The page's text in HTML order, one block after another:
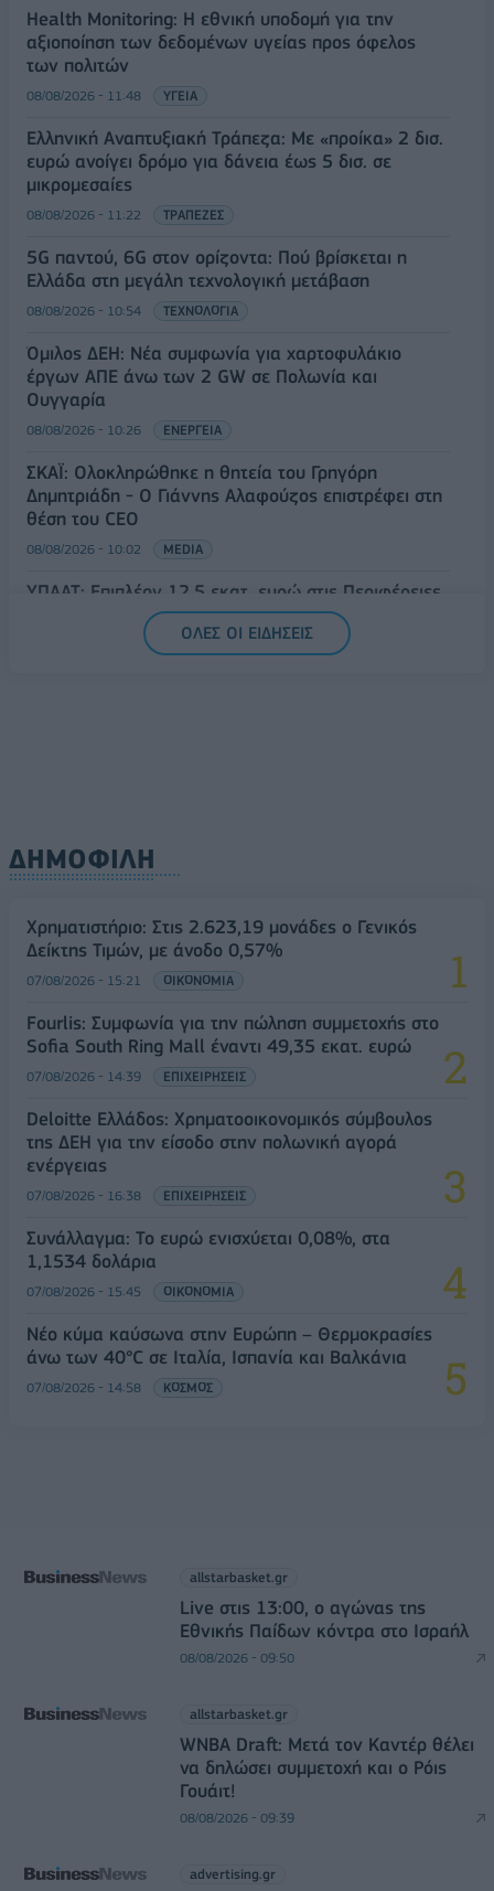
Health Monitoring: Η εθνική υποδομή για την
αξιοποίηση των δεδομένων υγείας προς όφελος
των πολιτών
08/08/2026 - 11:48 ΥΓΕΙΑ
Ελληνική Αναπτυξιακή Τράπεζα: Με «προίκα» 2 δισ.
ευρώ ανοίγει δρόμο για δάνεια έως 5 δισ. σε
μικρομεσαίες
08/08/2026 - 11:22 ΤΡΑΠΕΖΕΣ
5G παντού, 6G στον ορίζοντα: Πού βρίσκεται η
Ελλάδα στη μεγάλη τεχνολογική μετάβαση
08/08/2026 - 10:54 ΤΕΧΝΟΛΟΓΙΑ
Όμιλος ΔΕΗ: Νέα συμφωνία για χαρτοφυλάκιο
έργων ΑΠΕ άνω των 2 GW σε Πολωνία και
Ουγγαρία
08/08/2026 - 10:26 ΕΝΕΡΓΕΙΑ
ΣΚΑΪ: Ολοκληρώθηκε η θητεία του Γρηγόρη
Δημητριάδη - Ο Γιάννης Αλαφούζος επιστρέφει στη
θέση του CEO
08/08/2026 - 10:02 MEDIA
ΥΠΑΑΤ: Επιπλέον 12,5 εκατ. ευρώ στις Περιφέρειες
για την ενίσχυση της βιοασφάλειας
ΟΛΕΣ ΟΙ ΕΙΔΗΣΕΙΣ
ΔΗΜΟΦΙΛΗ
Χρηματιστήριο: Στις 2.623,19 μονάδες ο Γενικός
Δείκτης Τιμών, με άνοδο 0,57%
07/08/2026 - 15:21 ΟΙΚΟΝΟΜΙΑ
Fourlis: Συμφωνία για την πώληση συμμετοχής στο
Sofia South Ring Mall έναντι 49,35 εκατ. ευρώ
07/08/2026 - 14:39 ΕΠΙΧΕΙΡΗΣΕΙΣ
Deloitte Ελλάδος: Χρηματοοικονομικός σύμβουλος
της ΔΕΗ για την είσοδο στην πολωνική αγορά
ενέργειας
07/08/2026 - 16:38 ΕΠΙΧΕΙΡΗΣΕΙΣ
Συνάλλαγμα: Το ευρώ ενισχύεται 0,08%, στα
1,1534 δολάρια
07/08/2026 - 15:45 ΟΙΚΟΝΟΜΙΑ
Νέο κύμα καύσωνα στην Ευρώπη – Θερμοκρασίες
άνω των 40°C σε Ιταλία, Ισπανία και Βαλκάνια
07/08/2026 - 14:58 ΚΟΣΜΟΣ
allstarbasket.gr
Live στις 13:00, ο αγώνας της
Εθνικής Παίδων κόντρα στο Ισραήλ
08/08/2026 - 09:50
allstarbasket.gr
WNBA Draft: Μετά τον Καντέρ θέλει
να δηλώσει συμμετοχή και ο Ρόις
Γουάιτ!
08/08/2026 - 09:39
advertising.gr